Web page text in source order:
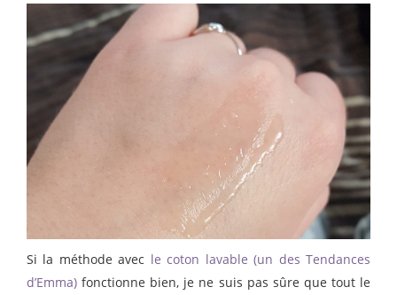
Si la méthode avec le coton lavable (un des Tendances
d’Emma) fonctionne bien, je ne suis pas sûre que tout le